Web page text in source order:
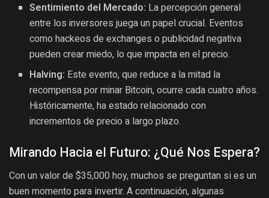
Sentimiento del Mercado: La percepción general
entre los inversores juega un papel crucial. Eventos
como hackeos de exchanges o publicidad negativa
pueden crear miedo, lo que impacta en el precio.
Halving: Este evento, que reduce a la mitad la
recompensa por minar Bitcoin, ocurre cada cuatro años.
Históricamente, ha estado relacionado con
incrementos de precio a largo plazo.
Mirando Hacia el Futuro: ¿Qué Nos Espera?
Con un valor de $35,000 hoy, muchos se preguntan si es un
buen momento para invertir. A continuación, algunas